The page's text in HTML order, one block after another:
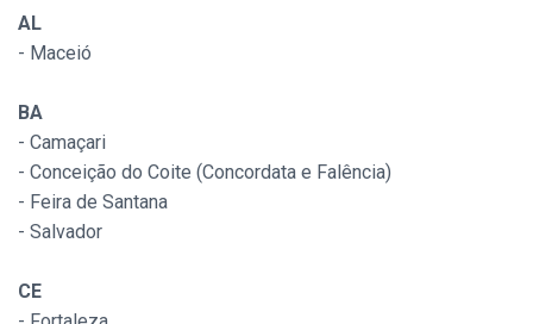
AL
- Maceió
BA
- Camaçari
- Conceição do Coite (Concordata e Falência)
- Feira de Santana
- Salvador
CE